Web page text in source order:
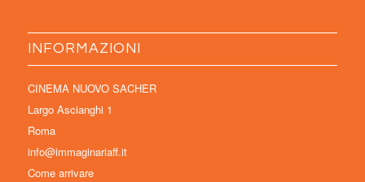
INFORMAZIONI
CINEMA NUOVO SACHER
Largo Ascianghi 1
Roma
info@immaginariaff.it
Come arrivare